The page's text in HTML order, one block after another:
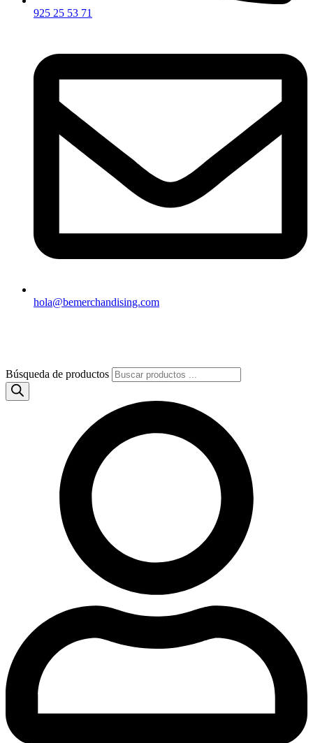
925 25 53 71
hola@bemerchandising.com
Búsqueda de productos